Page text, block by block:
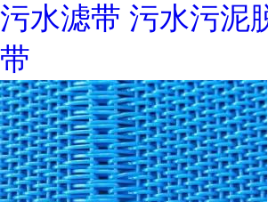
污水滤带 污水污泥
带